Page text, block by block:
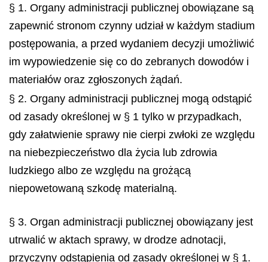
§ 1. Organy administracji publicznej obowiązane są
zapewnić stronom czynny udział w każdym stadium
postępowania, a przed wydaniem decyzji umożliwić
im wypowiedzenie się co do zebranych dowodów i
materiałów oraz zgłoszonych żądań.
§ 2. Organy administracji publicznej mogą odstąpić
od zasady określonej w § 1 tylko w przypadkach,
gdy załatwienie sprawy nie cierpi zwłoki ze względu
na niebezpieczeństwo dla życia lub zdrowia
ludzkiego albo ze względu na grożącą
niepowetowaną szkodę materialną.
§ 3. Organ administracji publicznej obowiązany jest
utrwalić w aktach sprawy, w drodze adnotacji,
przyczyny odstąpienia od zasady określonej w § 1.